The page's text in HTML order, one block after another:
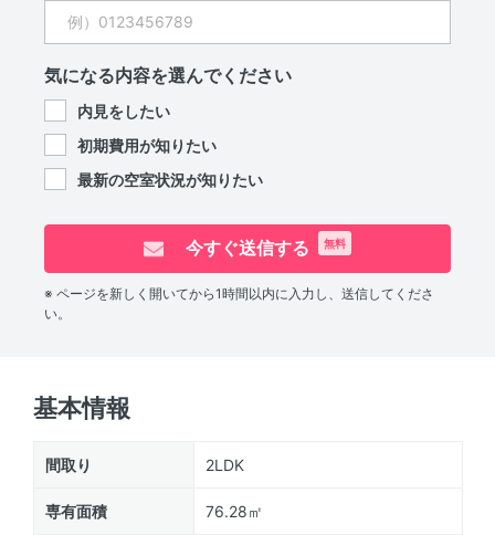
気になる内容を選んでください
内見をしたい
初期費用が知りたい
最新の空室状況が知りたい
今すぐ送信する 無料
※ ページを新しく開いてから1時間以内に入力し、送信してくださ
い。
基本情報
間取り 2LDK
専有面積 76.28㎡